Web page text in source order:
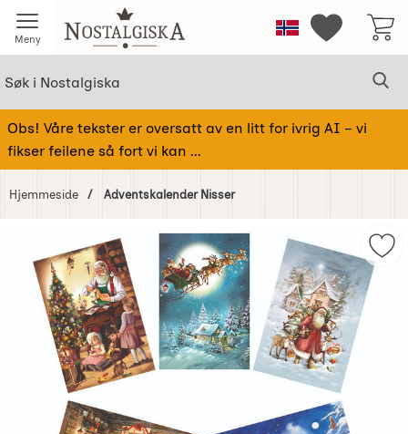
Meny Startsiden for NostalgiskaNorge Mine
Obs! Våre tekster er oversatt av en litt for ivrig AI – vi
fikser feilene så fort vi kan ...
Hjemmeside Adventskalender Nisser
Bilder